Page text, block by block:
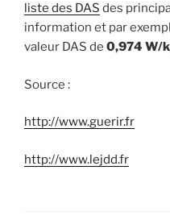
liste des DAS des
information et par
valeur DAS de 0,974 W/
Source :
http://www.guerir.fr
http://www.lejdd.fr